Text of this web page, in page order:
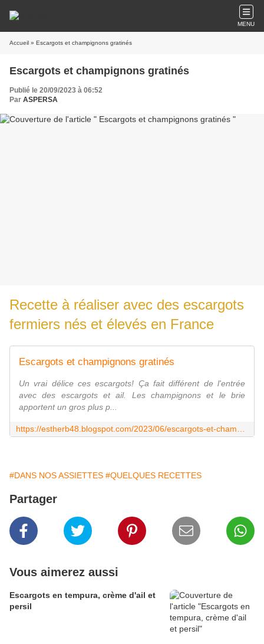
MENU
Accueil » Escargots et champignons gratinés
Escargots et champignons gratinés
Publié le 20/09/2023 à 06:52
Par ASPERSA
Recette à réaliser avec des escargots
fermiers nés et élevés en France
Escargots et champignons gratinés
Un vrai délice ces escargots! Ça fait différent de l'entrée
avec des escargots et ail. Les champignons et le brie
apportent un gros plus p...
#DANS NOS ASSIETTES #QUELQUES RECETTES
Partager
Vous aimerez aussi
Escargots en tempura, crème d'ail et
persil